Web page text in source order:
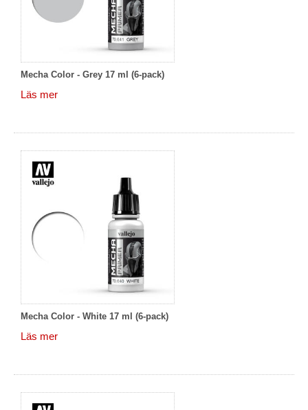
Mecha Color - Grey 17 ml (6-pack)
Läs mer
Mecha Color - White 17 ml (6-pack)
Läs mer